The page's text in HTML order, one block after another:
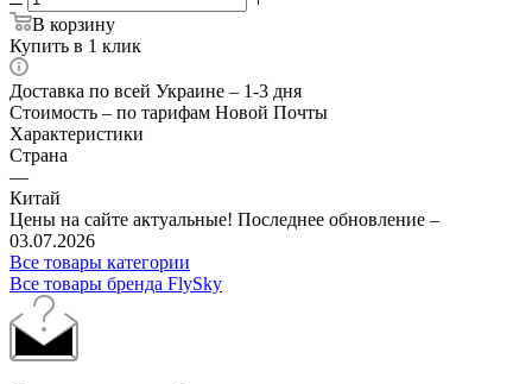
В корзину
Купить в 1 клик
Доставка по всей Украине – 1-3 дня
Стоимость – по тарифам Новой Почты
Характеристики
Страна
—
Китай
Цены на сайте актуальные! Последнее обновление –
03.07.2026
Все товары категории
Все товары бренда FlySky